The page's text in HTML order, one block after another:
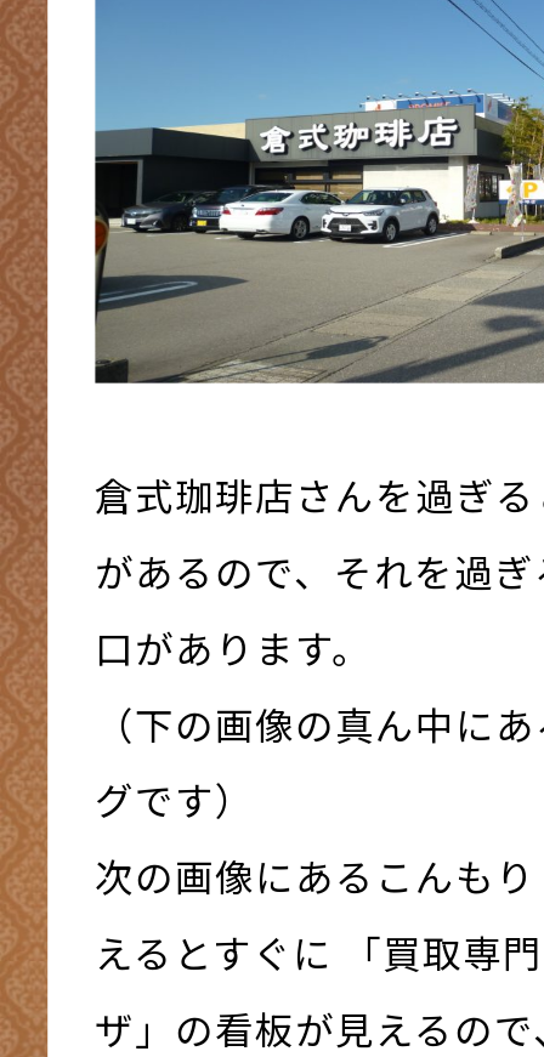
倉式珈琲店さんを過ぎ
があるので、それを過
口があります。
（下の画像の真ん中に
グです）
次の画像にあるこんも
えるとすぐに 「買取専
ザ」の看板が見えるの